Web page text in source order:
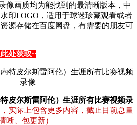
像画质均为能找到的最清晰版本，中
印LOGO，适用于球迷珍藏观看或者
源存储在百度网盘，有需要的朋友可
处获取~
皮尔斯雷阿伦）生涯所有比赛视频录
，实际上包含更多内容，截止目前总量
晰、包更新）